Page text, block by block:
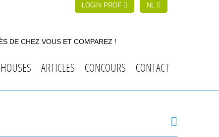
LOGIN PROF NL
DE CHEZ VOUS ET COMPAREZ !
ARTICLES CONCOURS CONTACT